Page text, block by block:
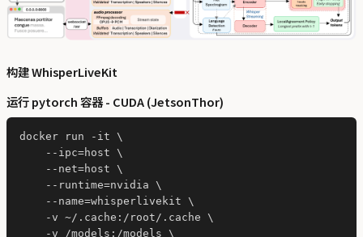
构建 WhisperLiveKit
运行 pytorch 容器 - CUDA (JetsonThor)
docker run -it \
    --ipc=host \
    --net=host \
    --runtime=nvidia \
    --name=whisperlivekit \
    -v ~/.cache:/root/.cache \
    -v /models:/models \